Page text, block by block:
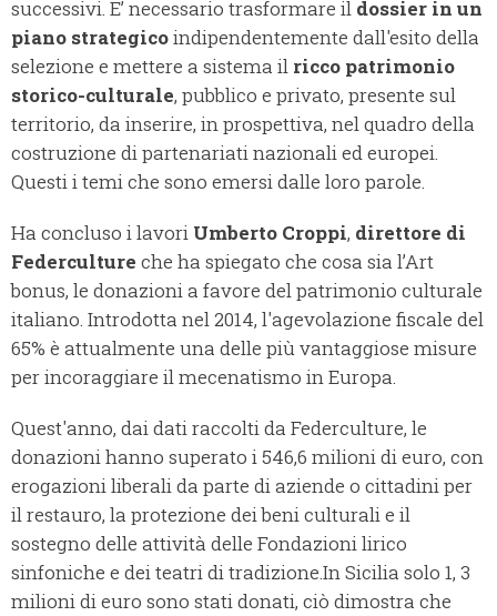
successivi. E’ necessario trasformare il dossier in un
piano strategicoindipendentemente dall'esito della
selezione e mettere a sistema il ricco patrimonio
storico-culturale, pubblico e privato, presente sul
territorio, da inserire, in prospettiva, nel quadro della
costruzione di partenariati nazionali ed europei.
Questi i temi che sono emersi dalle loro parole.
Ha concluso i lavori Umberto Croppi, direttore di
Federculture che ha spiegato che cosa sia l’Art
bonus, le donazioni a favore del patrimonio culturale
italiano. Introdotta nel 2014, l'agevolazione fiscale del
65% è attualmente una delle più vantaggiose misure
per incoraggiare il mecenatismo in Europa.
Quest'anno, dai dati raccolti da Federculture, le
donazioni hanno superato i 546,6 milioni di euro, con
erogazioni liberali da parte di aziende o cittadini per
il restauro, la protezione dei beni culturali e il
sostegno delle attività delle Fondazioni lirico
sinfoniche e dei teatri di tradizione.In Sicilia solo 1, 3
milioni di euro sono stati donati, ciò dimostra che